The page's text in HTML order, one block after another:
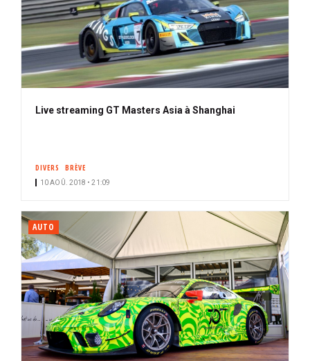
Live streaming GT Masters Asia à Shanghai
DIVERS BRÈVE
10 AOÛ. 2018 • 21:09
AUTO